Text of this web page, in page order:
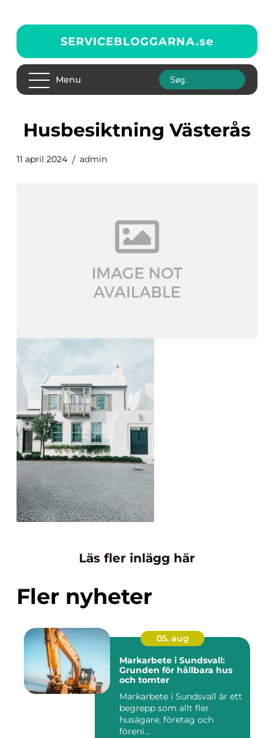
SERVICEBLOGGARNA.se
Menu
Husbesiktning Västerås
11 april 2024 admin
Läs fler inlägg här
Fler nyheter
05. aug
Markarbete i Sundsvall:
Grunden för hållbara hus
och tomter
Markarbete i Sundsvall är ett
begrepp som allt fler
husägare, företag och
föreni...